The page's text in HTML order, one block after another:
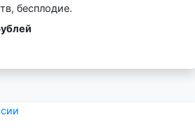
бесплодие.